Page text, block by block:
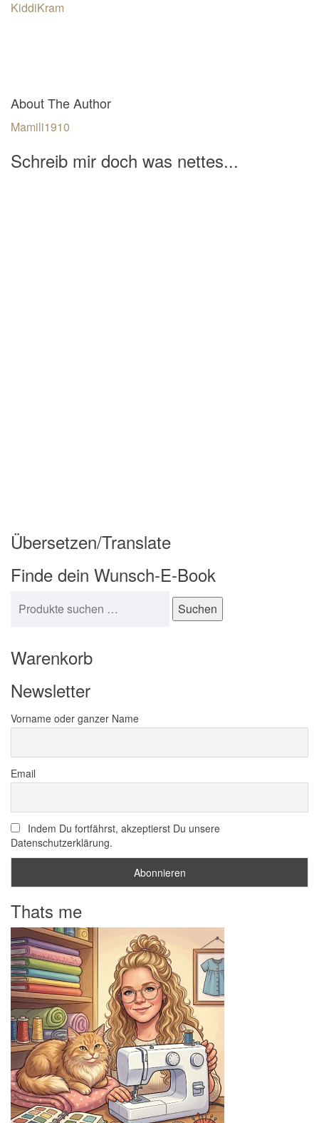
KiddiKram
About The Author
Mamili1910
Schreib mir doch was nettes...
Übersetzen/Translate
Finde dein Wunsch-E-Book
Suchen
Warenkorb
Newsletter
Vorname oder ganzer Name
Email
Indem Du fortfährst, akzeptierst Du unsere
Datenschutzerklärung.
Thats me